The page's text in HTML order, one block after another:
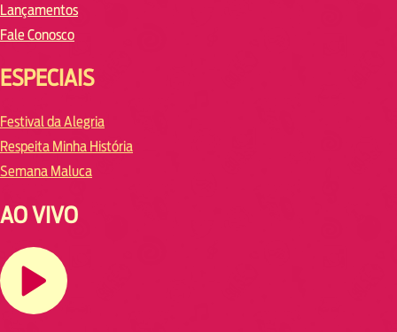
Lançamentos
Fale Conosco
ESPECIAIS
Festival da Alegria
Respeita Minha História
Semana Maluca
AO VIVO